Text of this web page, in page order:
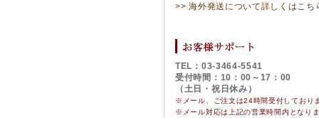
>> 海外発送について詳しくはこち
TEL：03-3464-5541
受付時間：10：00～17：00
（土日・祝日休み）
※メール、ご注文は24時間受付しており
※ メール対応は上記の営業時間内となり